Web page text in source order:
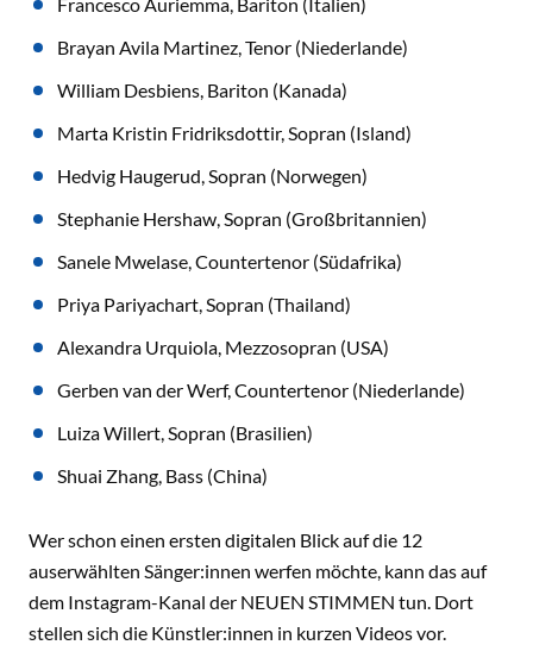
Brayan Avila Martinez, Tenor (Niederlande)
William Desbiens, Bariton (Kanada)
Marta Kristin Fridriksdottir, Sopran (Island)
Hedvig Haugerud, Sopran (Norwegen)
Stephanie Hershaw, Sopran (Großbritannien)
Sanele Mwelase, Countertenor (Südafrika)
Priya Pariyachart, Sopran (Thailand)
Alexandra Urquiola, Mezzosopran (USA)
Gerben van der Werf, Countertenor (Niederlande)
Luiza Willert, Sopran (Brasilien)
Shuai Zhang, Bass (China)
Wer schon einen ersten digitalen Blick auf die 12
auserwählten Sänger:innen werfen möchte, kann das auf
dem Instagram-Kanal der NEUEN STIMMEN tun. Dort
stellen sich die Künstler:innen in kurzen Videos vor.